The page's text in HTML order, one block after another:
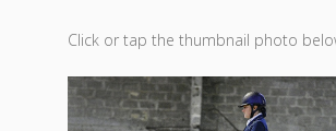
Click or tap the thumbnail photo